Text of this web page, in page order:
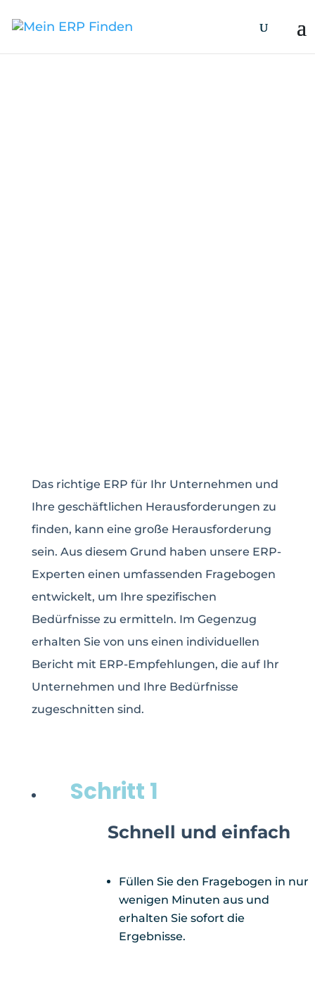
Das richtige ERP für Ihr Unternehmen und
Ihre geschäftlichen Herausforderungen zu
finden, kann eine große Herausforderung
sein. Aus diesem Grund haben unsere ERP-
Experten einen umfassenden Fragebogen
entwickelt, um Ihre spezifischen
Bedürfnisse zu ermitteln. Im Gegenzug
erhalten Sie von uns einen individuellen
Bericht mit ERP-Empfehlungen, die auf Ihr
Unternehmen und Ihre Bedürfnisse
zugeschnitten sind.
Schritt 1
Schnell und einfach
Füllen Sie den Fragebogen in nur
wenigen Minuten aus und
erhalten Sie sofort die
Ergebnisse.